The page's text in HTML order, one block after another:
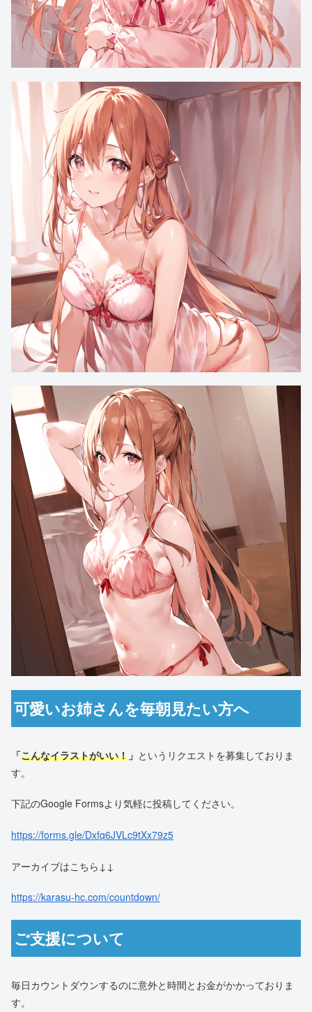
可愛いお姉さんを毎朝見たい方へ
「こんなイラストがいい！ 」 というリクエストを募集しておりま
す。
下記のGoogle Formsより気軽に投稿してください。
https://forms.gle/Dxfq6JVLc9tXx79z5
アーカイブはこちら↓↓
https://karasu-hc.com/countdown/
ご支援について
毎日カウントダウンするのに意外と時間とお金がかかっておりま
す。